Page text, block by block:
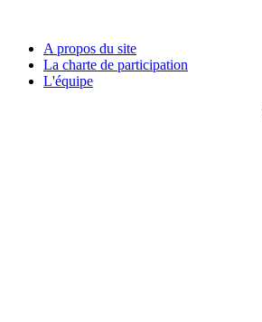
A propos du site
La charte de participation
L'équipe